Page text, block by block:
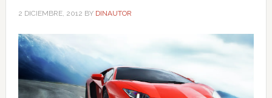
2 DICIEMBRE, 2012 BY DINAUTOR